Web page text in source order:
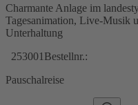
Charmante Anlage im
Tagesanimation, Live-Musik
Unterhaltung
253001 Bestellnr.:
Pauschalreise